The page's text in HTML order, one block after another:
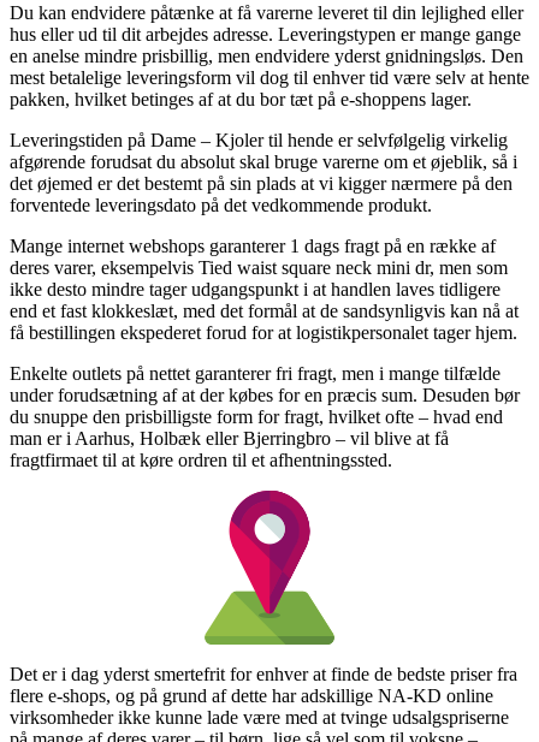
Du kan endvidere påtænke at få varerne leveret til din lejlighed eller
hus eller ud til dit arbejdes adresse. Leveringstypen er mange gange
en anelse mindre prisbillig, men endvidere yderst gnidningsløs. Den
mest betalelige leveringsform vil dog til enhver tid være selv at hente
pakken, hvilket betinges af at du bor tæt på e-shoppens lager.
Leveringstiden på Dame – Kjoler til hende er selvfølgelig virkelig
afgørende forudsat du absolut skal bruge varerne om et øjeblik, så i
det øjemed er det bestemt på sin plads at vi kigger nærmere på den
forventede leveringsdato på det vedkommende produkt.
Mange internet webshops garanterer 1 dags fragt på en række af
deres varer, eksempelvis Tied waist square neck mini dr, men som
ikke desto mindre tager udgangspunkt i at handlen laves tidligere
end et fast klokkeslæt, med det formål at de sandsynligvis kan nå at
få bestillingen ekspederet forud for at logistikpersonalet tager hjem.
Enkelte outlets på nettet garanterer fri fragt, men i mange tilfælde
under forudsætning af at der købes for en præcis sum. Desuden bør
du snuppe den prisbilligste form for fragt, hvilket ofte – hvad end
man er i Aarhus, Holbæk eller Bjerringbro – vil blive at få
fragtfirmaet til at køre ordren til et afhentningssted.
Det er i dag yderst smertefrit for enhver at finde de bedste priser fra
flere e-shops, og på grund af dette har adskillige NA-KD online
virksomheder ikke kunne lade være med at tvinge udsalgspriserne